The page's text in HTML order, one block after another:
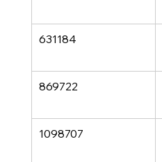
631184
869722
1098707